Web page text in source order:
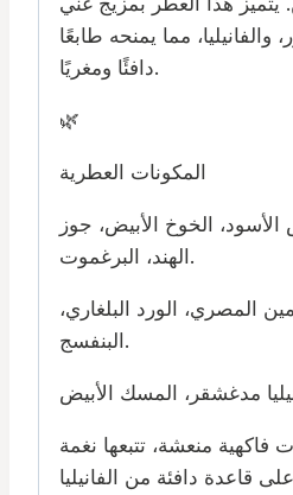
والفانيليا، مما يمنحه طابعًا
دافئًا ومغريًا.
🌿
المكونات العطرية
الخوخ الأبيض، جوز
الهند، البرغموت.
المصري، الورد البلغاري،
البنفسج.
فاكهية منعشة، تتبعها نغمة
قاعدة دافئة من الفانيليا